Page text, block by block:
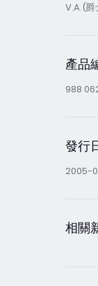
V.A.(
產品
988
發行
2005-
相關